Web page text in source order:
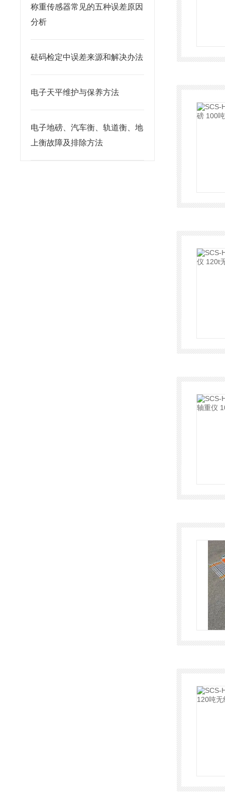
称重传感器常见的五种误差原因
分析
砝码检定中误差来源和解决办法
电子天平维护与保养方法
电子地磅、汽车衡、轨道衡、地
上衡故障及排除方法